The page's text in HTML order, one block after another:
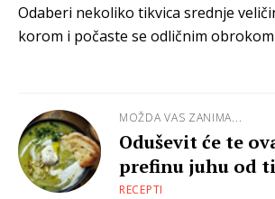
Odaberi nekoliko tikvica srednje
korom i počaste se odličnim
MOŽDA VAS ZANIMA...
Oduševit će te
prefinu juhu od
RECEPTI